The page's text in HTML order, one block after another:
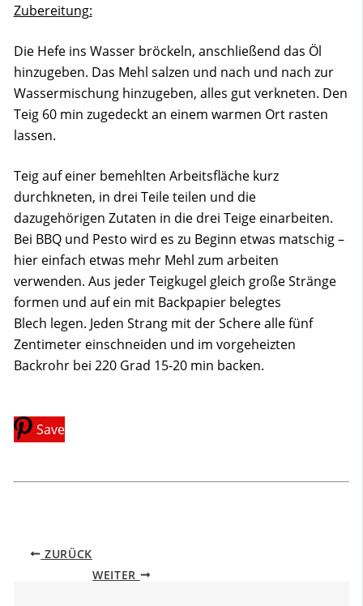
Zubereitung:
Die Hefe ins Wasser bröckeln, anschließend das Öl
hinzugeben. Das Mehl salzen und nach und nach zur
Wassermischung hinzugeben, alles gut verkneten. Den
Teig 60 min zugedeckt an einem warmen Ort rasten
lassen.
Teig auf einer bemehlten Arbeitsfläche kurz
durchkneten, in drei Teile teilen und die
dazugehörigen Zutaten in die drei Teige einarbeiten.
Bei BBQ und Pesto wird es zu Beginn etwas matschig –
hier einfach etwas mehr Mehl zum arbeiten
verwenden. Aus jeder Teigkugel gleich große Stränge
formen und auf ein mit Backpapier belegtes
Blech legen. Jeden Strang mit der Schere alle fünf
Zentimeter einschneiden und im vorgeheizten
Backrohr bei 220 Grad 15-20 min backen.
Save
ZURÜCK
WEITER